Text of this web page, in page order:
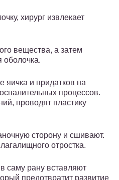
хирург извлекает
вещества, а затем
оболочка.
яичка и придатков на
процессов.
проводят пластику
сторону и сшивают.
отростка.
саму рану вставляют
предотвратит развитие